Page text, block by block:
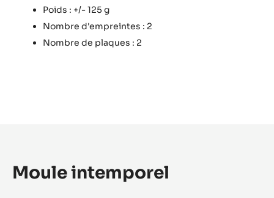
Poids : +/- 125 g
Nombre d'empreintes : 2
Nombre de plaques : 2
Moule intemporel